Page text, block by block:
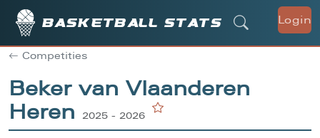
Basketball stats Login
Competities
Beker van Vlaanderen
Heren
2025 - 2026